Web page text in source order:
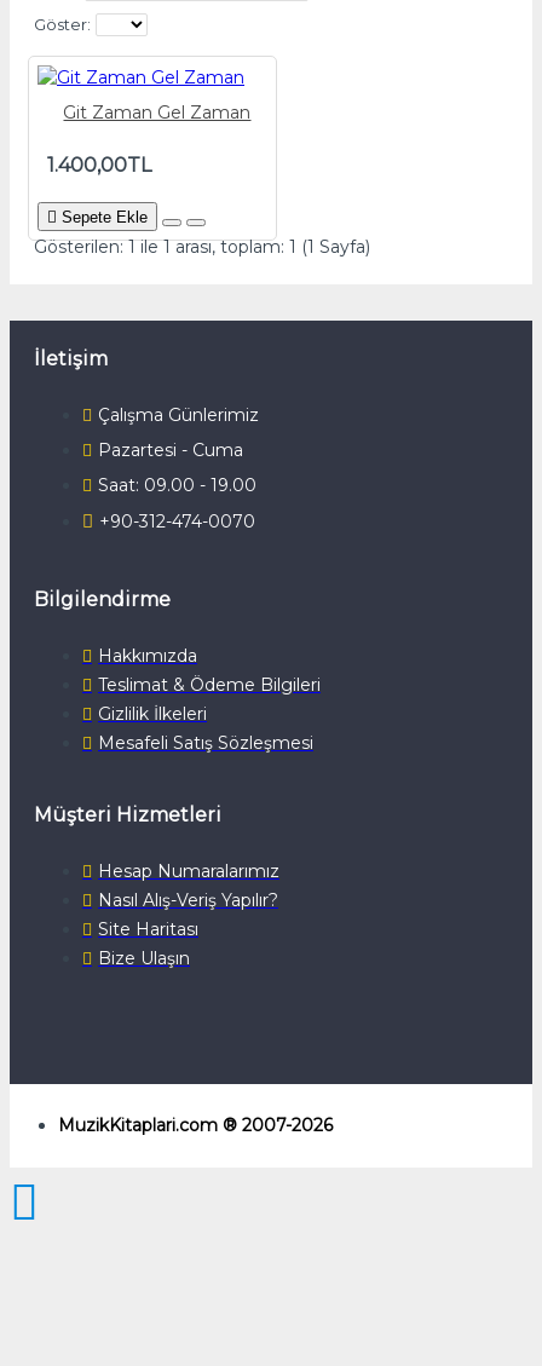
Göster:
Git Zaman Gel Zaman
1.400,00TL
Sepete Ekle
Gösterilen: 1 ile 1 arası, toplam: 1 (1 Sayfa)
İletişim
Çalışma Günlerimiz
Pazartesi - Cuma
Saat: 09.00 - 19.00
+90-312-474-0070
Bilgilendirme
Hakkımızda
Teslimat & Ödeme Bilgileri
Gizlilik İlkeleri
Mesafeli Satış Sözleşmesi
Müşteri Hizmetleri
Hesap Numaralarımız
Nasıl Alış-Veriş Yapılır?
Site Haritası
Bize Ulaşın
MuzikKitaplari.com ® 2007-2026